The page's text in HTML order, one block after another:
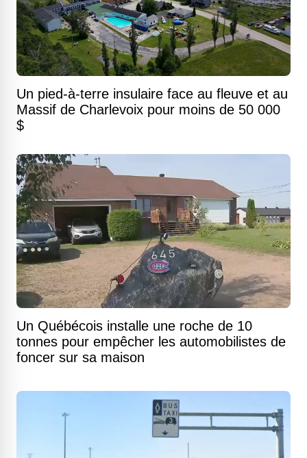
Un pied-à-terre insulaire face au fleuve et au
Massif de Charlevoix pour moins de 50 000
$
Un Québécois installe une roche de 10
tonnes pour empêcher les automobilistes de
foncer sur sa maison